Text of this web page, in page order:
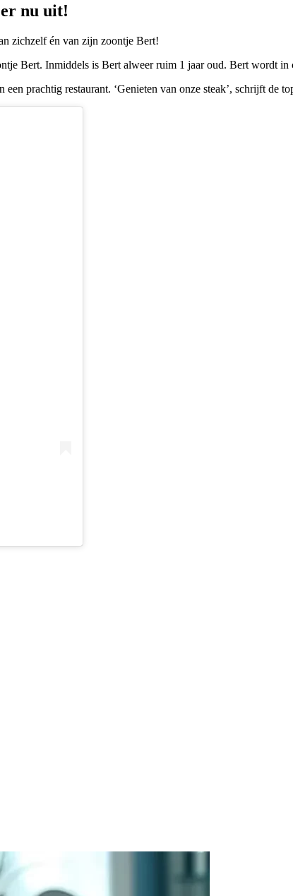
nu uit!
zichzelf én van zijn zoontje Bert!
Bert. Inmiddels is Bert alweer ruim 1 jaar oud. Bert wordt in
prachtig restaurant. ‘Genieten van onze steak’, schrijft de